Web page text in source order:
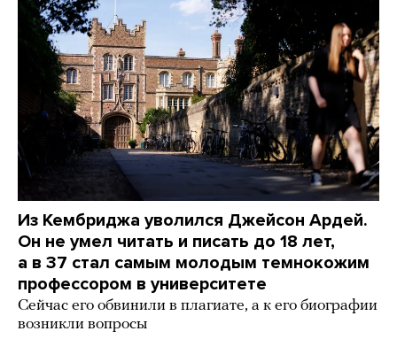
Из Кембриджа уволился Джейсон Ардей.
Он не умел читать и писать до 18 лет,
а в 37 стал самым молодым темнокожим
профессором в университете
Сейчас его обвинили в плагиате, а к его биографии
возникли вопросы